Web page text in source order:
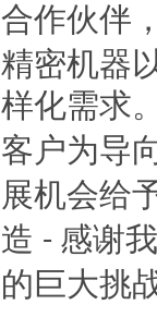
合作伙伴
精密机器
样化需求
客户为导
展机会给
造 - 感谢
的巨大挑